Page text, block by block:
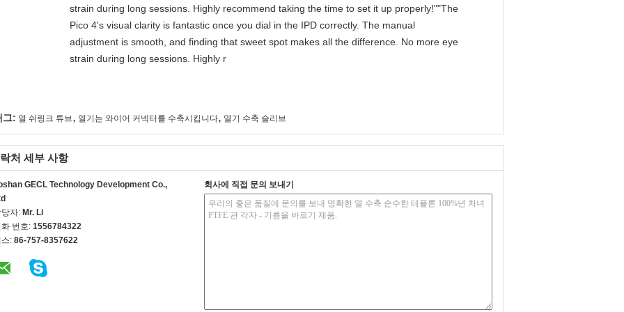
strain during long sessions. Highly recommend taking the time to set it up properly!""The
Pico 4's visual clarity is fantastic once you dial in the IPD correctly. The manual
adjustment is smooth, and finding that sweet spot makes all the difference. No more eye
strain during long sessions. Highly r
그: 열 쉬링크 튜브, 열기는 와이어 커넥터를 수축시킵니다, 열기 수축 슬리브
처 세부 사항
GECL Technology Development Co.,
당자: Mr. Li
화 번호: 1556784322
: 86-757-8357622
회사에 직접 문의 보내기